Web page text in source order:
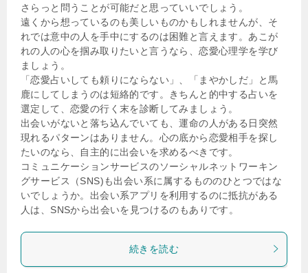
さらっと問うことが可能だと思っていいでしょう。
遠くから想っているのも美しいものかもしれませんが、そ
れでは意中の人を手中にするのは困難と言えます。あこが
れの人の心を掴み取りたいと言うなら、恋愛心理学を学び
ましょう。
「恋愛占いしても頼りにならない」、「まやかしだ」と馬
鹿にしてしまうのは短絡的です。きちんと的中する占いを
選定して、恋愛の行く末を診断してみましょう。
出会いがないと落ち込んでいても、運命の人がある日突然
現れるパターンはありません。心の底から恋愛相手を探し
たいのなら、自主的に出会いを求めるべきです。
コミュニケーションサービスのソーシャルネットワーキン
グサービス（SNS)も出会い系に属するもののひとつではな
いでしょうか。出会い系アプリを利用するのに抵抗がある
人は、SNSから出会いを見つけるのもありです。
続きを読む